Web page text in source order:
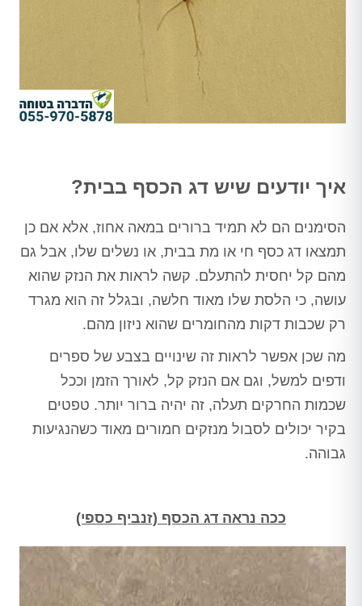
איך יודעים שיש דג הכסף בבית?
הסימנים הם לא תמיד ברורים במאה אחוז, אלא אם כן
תמצאו דג כסף חי או מת בבית, או נשלים שלו, אבל גם
מהם קל יחסית להתעלם. קשה לראות את הנזק שהוא
עושה, כי הלסת שלו מאוד חלשה, ובגלל זה הוא מגרד
רק שכבות דקות מהחומרים שהוא ניזון מהם.
מה שכן אפשר לראות זה שינויים בצבע של ספרים
ודפים למשל, וגם אם הנזק קל, לאורך הזמן וככל
שכמות החרקים תעלה, זה יהיה ברור יותר. טפטים
בקיר יכולים לסבול מנזקים חמורים מאוד כשהנגיעות
גבוהה.
ככה נראה דג הכסף (זנביף כספי)